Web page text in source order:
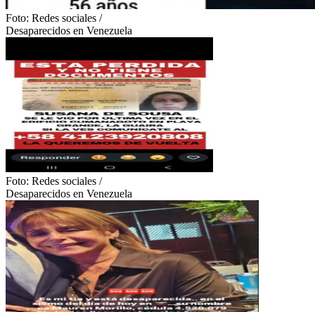
Foto: Redes sociales /
Desaparecidos en Venezuela
Foto: Redes sociales /
Desaparecidos en Venezuela